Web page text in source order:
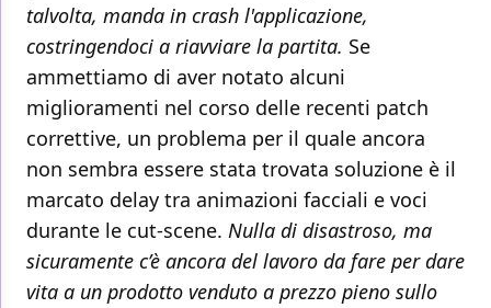
talvolta, manda in crash l'applicazione,
costringendoci a riavviare la partita. Se
ammettiamo di aver notato alcuni
miglioramenti nel corso delle recenti patch
correttive, un problema per il quale ancora
non sembra essere stata trovata soluzione è il
marcato delay tra animazioni facciali e voci
durante le cut-scene. Nulla di disastroso, ma
sicuramente c’è ancora del lavoro da fare per dare
vita a un prodotto venduto a prezzo pieno sullo